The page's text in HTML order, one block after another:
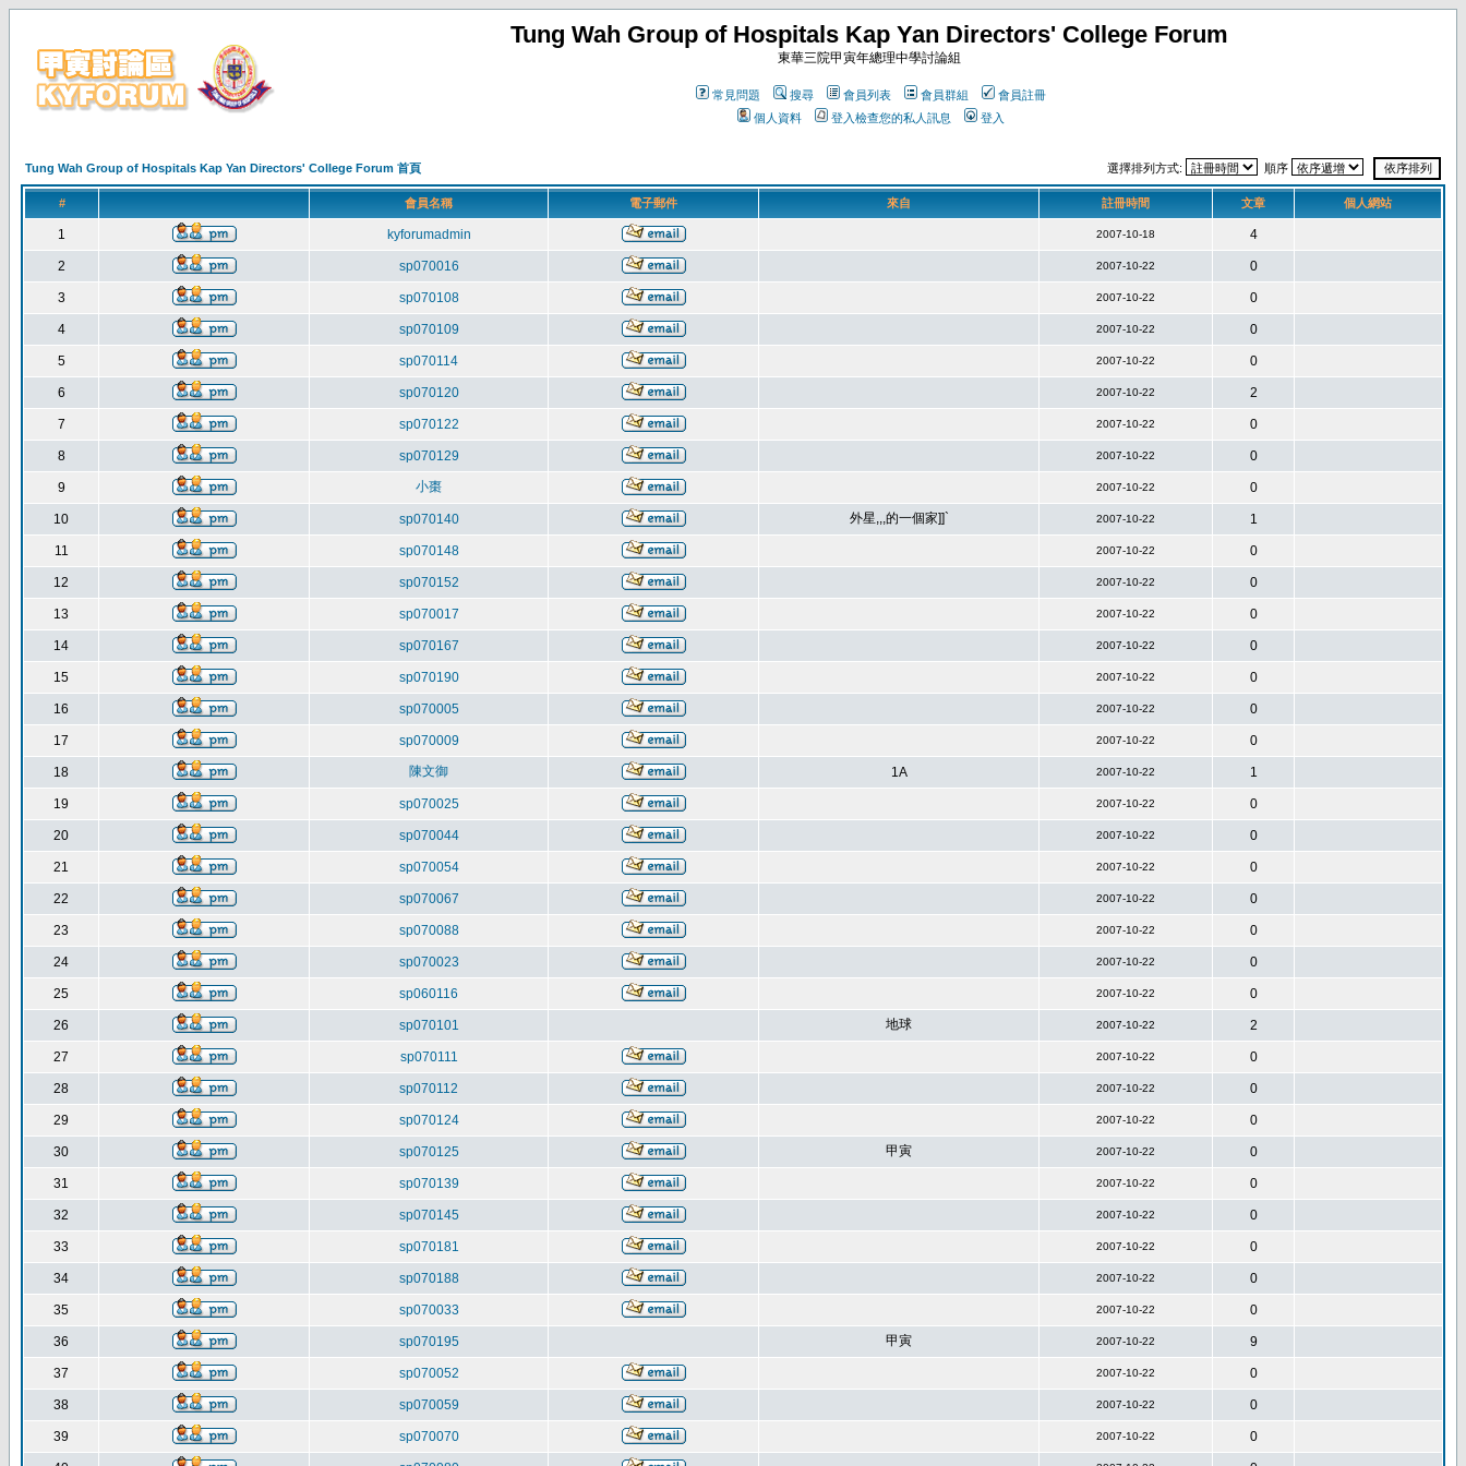
Tung Wah Group of Hospitals Kap Yan Directors' College Forum
東華三院甲寅年總理中學討論組
常見問題 搜尋 會員列表 會員群組
會員註冊
個人資料
登入檢查您的私人訊息 登入
Tung Wah Group of Hospitals Kap Yan Directors' College Forum 首頁 選擇排列方式: 順序
# 會員名稱 電子郵件 來自 註冊時間 文章 個人網站
1 kyforumadmin 2007-10-18 4
2 sp070016 2007-10-22 0
3 sp070108 2007-10-22 0
4 sp070109 2007-10-22 0
5 sp070114 2007-10-22 0
6 sp070120 2007-10-22 2
7 sp070122 2007-10-22 0
8 sp070129 2007-10-22 0
9 小棗 2007-10-22 0
10 sp070140 外星,,,的一個家]]` 2007-10-22 1
11 sp070148 2007-10-22 0
12 sp070152 2007-10-22 0
13 sp070017 2007-10-22 0
14 sp070167 2007-10-22 0
15 sp070190 2007-10-22 0
16 sp070005 2007-10-22 0
17 sp070009 2007-10-22 0
18 陳文御 1A 2007-10-22 1
19 sp070025 2007-10-22 0
20 sp070044 2007-10-22 0
21 sp070054 2007-10-22 0
22 sp070067 2007-10-22 0
23 sp070088 2007-10-22 0
24 sp070023 2007-10-22 0
25 sp060116 2007-10-22 0
26 sp070101 地球 2007-10-22 2
27 sp070111 2007-10-22 0
28 sp070112 2007-10-22 0
29 sp070124 2007-10-22 0
30 sp070125 甲寅 2007-10-22 0
31 sp070139 2007-10-22 0
32 sp070145 2007-10-22 0
33 sp070181 2007-10-22 0
34 sp070188 2007-10-22 0
35 sp070033 2007-10-22 0
36 sp070195 甲寅 2007-10-22 9
37 sp070052 2007-10-22 0
38 sp070059 2007-10-22 0
39 sp070070 2007-10-22 0